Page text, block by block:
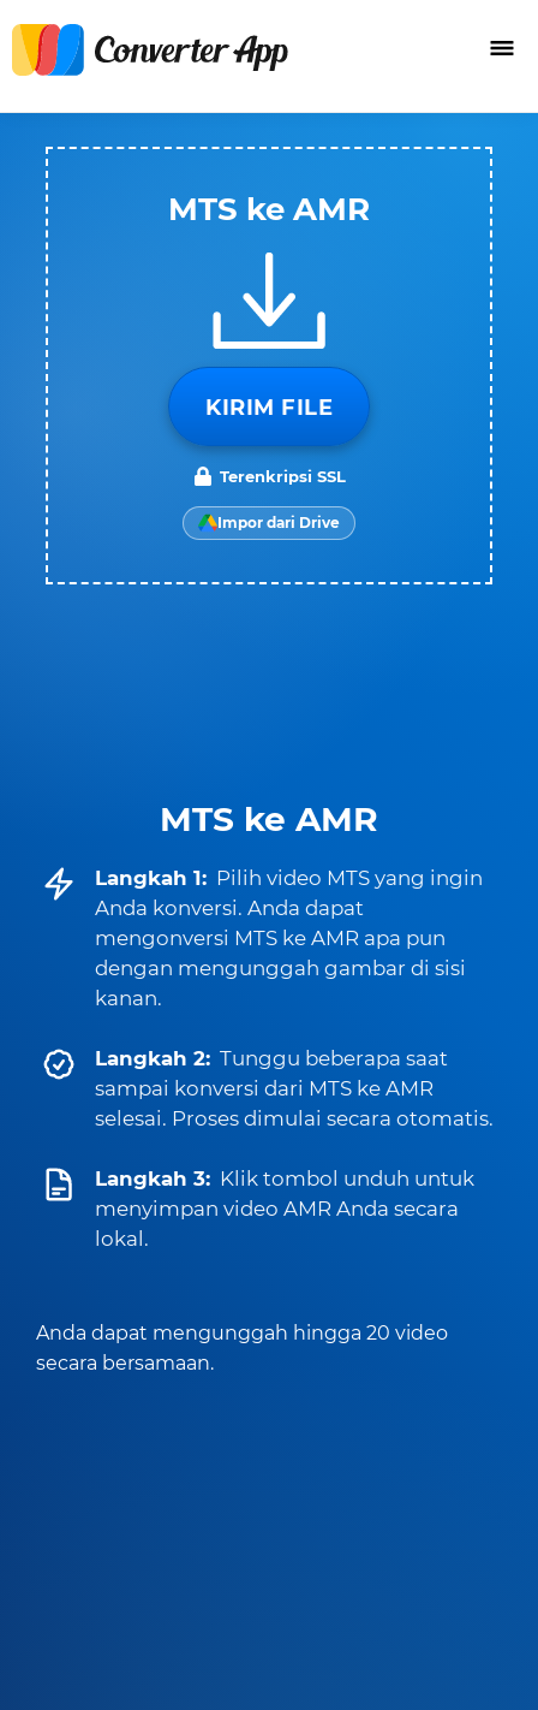
MTS ke AMR
Langkah 1: Pilih video MTS yang ingin
Anda konversi. Anda dapat
mengonversi MTS ke AMR apa pun
dengan mengunggah gambar di sisi
kanan.
Langkah 2: Tunggu beberapa saat
sampai konversi dari MTS ke AMR
selesai. Proses dimulai secara otomatis.
Langkah 3: Klik tombol unduh untuk
menyimpan video AMR Anda secara
lokal.
Anda dapat mengunggah hingga 20 video
secara bersamaan.
MTS ke AMR
KIRIM FILE
Terenkripsi SSL
Impor dari Drive